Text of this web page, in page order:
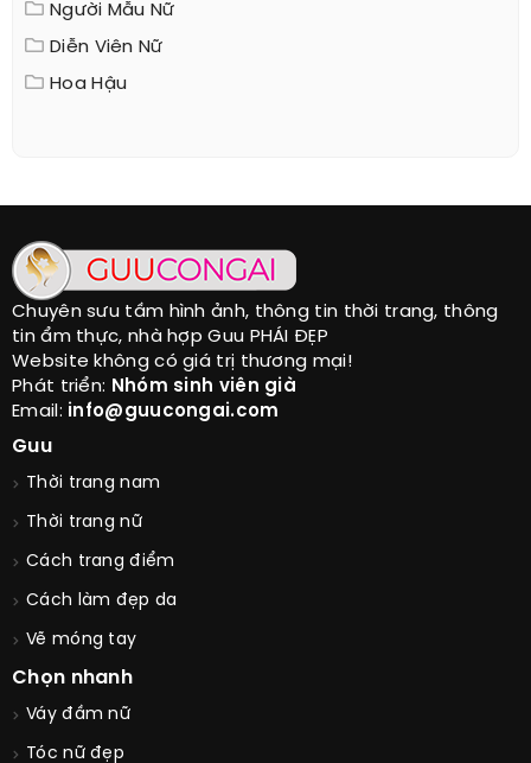
Người Mẫu Nữ
Diễn Viên Nữ
Hoa Hậu
Chuyên sưu tầm hình ảnh, thông tin thời trang, thông
tin ẩm thực, nhà hợp Guu PHÁI ĐẸP
Website không có giá trị thương mại!
Phát triển: Nhóm sinh viên già
Email: info@guucongai.com
Guu
Thời trang nam
Thời trang nữ
Cách trang điểm
Cách làm đẹp da
Vẽ móng tay
Chọn nhanh
Váy đầm nữ
Tóc nữ đẹp